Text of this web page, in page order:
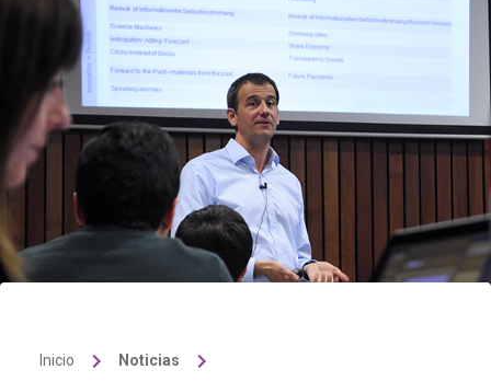
Inicio keyboard_arrow_right Noticias keyboard_arrow_right